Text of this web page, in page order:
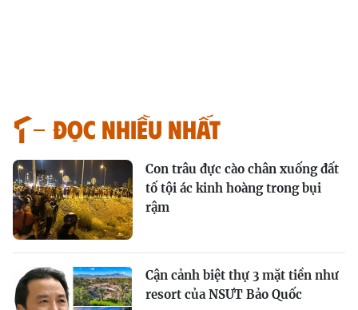
Đọc nhiều nhất
Con trâu đực cào chân xuống đất
tố tội ác kinh hoàng trong bụi
rậm
Cận cảnh biệt thự 3 mặt tiền như
resort của NSƯT Bảo Quốc